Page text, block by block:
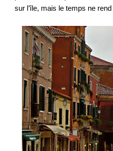
sur l’île, mais le temps ne